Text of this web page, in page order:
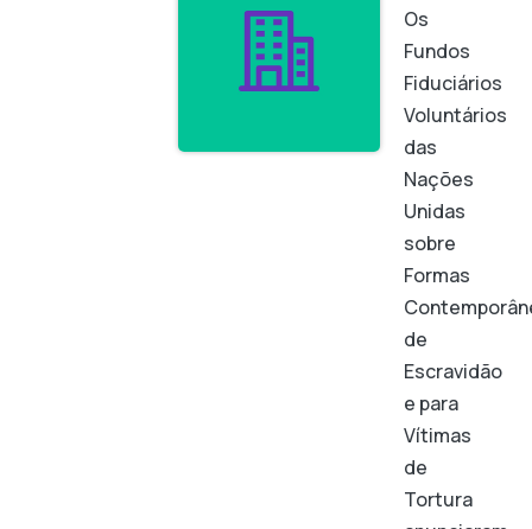
Os
Fundos
Fiduciários
Voluntários
das
Nações
Unidas
sobre
Formas
de
Escravidão
e para
Vítimas
de
Tortura